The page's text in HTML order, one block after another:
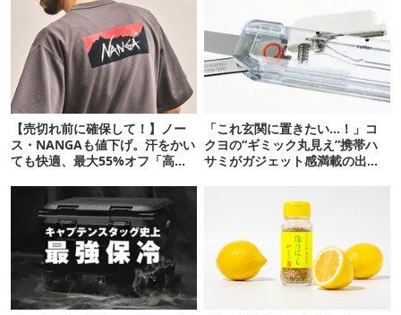
【売切れ前に確保して！】ノー
ス・NANGAも値下げ。汗をかい
ても快適、最大55%オフ「高機
「これ玄関に置きたい…！」コ
クヨの“ギミック丸見え”携帯ハ
サミがガジェット感満載の出来